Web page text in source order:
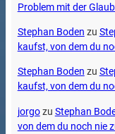
Problem mit der
Stephan Boden zu
kaufst, von dem du
Stephan Boden zu
kaufst, von dem du
jorgozu Stephan
von dem du noch nie